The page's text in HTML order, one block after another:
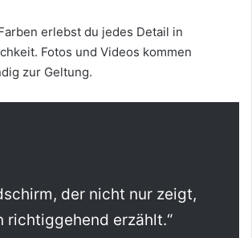
erlebst du jedes Detail in
Fotos und Videos kommen
zur Geltung.
der nicht nur zeigt,
richtiggehend erzählt.“